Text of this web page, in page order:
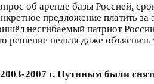
об аренде базы Россией,
предложение платить
несгибаемый патриот
решение нельзя даже
2007 г. Путиным были